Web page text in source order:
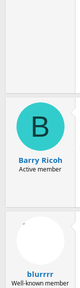
B
Barry Ricoh
Active member
blurrrr
Well-known member